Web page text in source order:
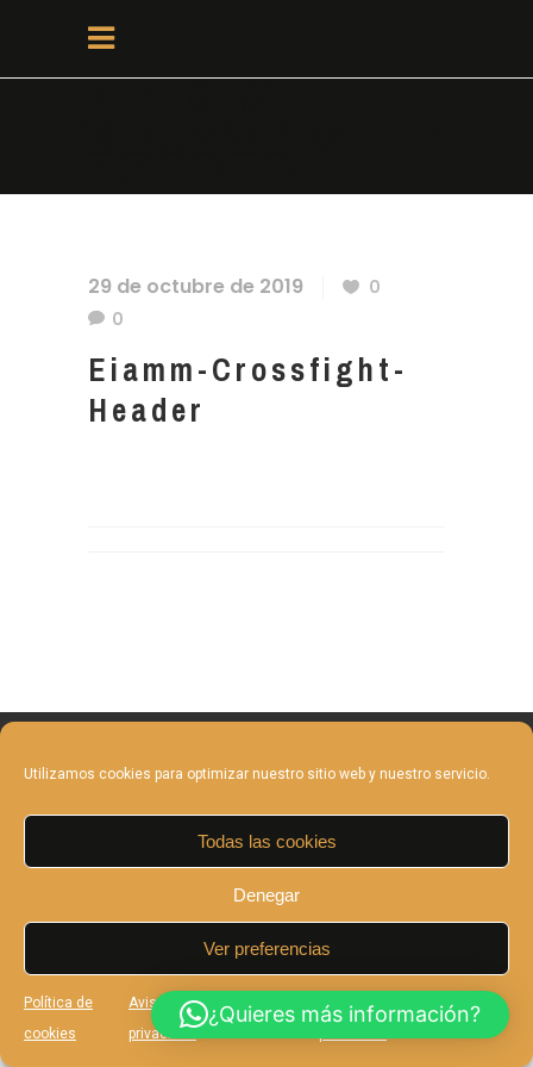
Utilizamos cookies para optimizar nuestro sitio web y nuestro servicio.
Todas las cookies
Denegar
Ver preferencias
Política de
cookies
Aviso legal y Política de
privacidad
Aviso legal y Política de
29 de octubre de 2019
0
0
Eiamm-Crossfight-
Header
Copyright 2025 EIAMM | Todos los derechos reservados |
¿Quieres más información?